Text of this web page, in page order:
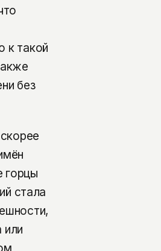
к такой
без
горцы
стала
или